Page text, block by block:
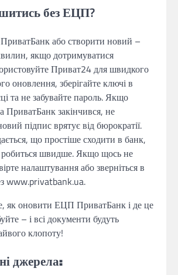
без ЕЦП?
або створити новий –
якщо дотримуватися
Приват24 для швидкого
оновлення, зберігайте ключі в
та не забувайте пароль. Якщо
ПриватБанк закінчився, не
підпис врятує від бюрократії.
що простіше сходити в банк,
робиться швидше. Якщо щось не
налаштування або зверніться в
www.privatbank.ua.
як оновити ЕЦП ПриватБанк і де це
– і всі документи будуть
клопоту!
джерела: